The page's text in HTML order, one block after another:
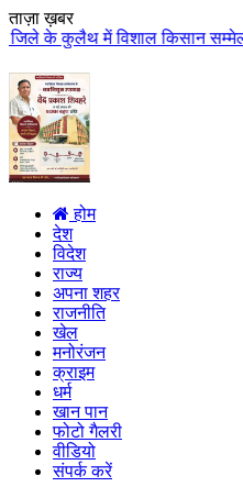
ताज़ा ख़बर
सम्मेलन आयोजित लगभग
होम
देश
विदेश
राज्य
अपना शहर
राजनीति
खेल
मनोरंजन
क्राइम
धर्म
खान पान
फोटो गैलरी
वीडियो
संपर्क करें